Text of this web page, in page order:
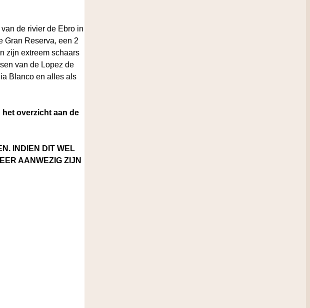
de rivier de Ebro in
Gran Reserva, een 2
zijn extreem schaars
van de Lopez de
Blanco en alles als
overzicht aan de
INDIEN DIT WEL
AANWEZIG ZIJN
AANGEVINKT OF
DE